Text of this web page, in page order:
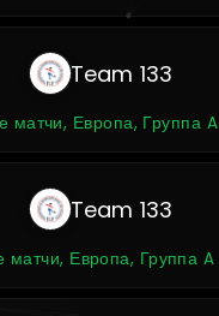
Team 133
матчи, Европа, Группа A
Team 133
Европа, Группа A